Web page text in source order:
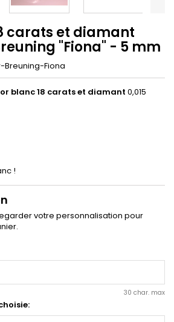
carats et diamant
"Fiona" - 5 mm
Fiona
or blanc 18 carats et diamant 0,015
!
votre personnalisation pour
30 char. max